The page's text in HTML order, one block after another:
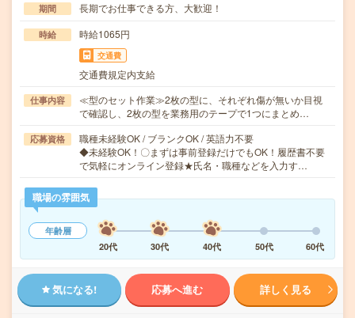
期間 長期でお仕事できる方、大歓迎！
時給 時給1065円
交通費
交通費規定内支給
仕事内容
≪型のセット作業≫2枚の型に、それぞれ傷が無いか目視
で確認し、2枚の型を業務用のテープで1つにまとめ…
応募資格
職種未経験OK / ブランクOK / 英語力不要
◆未経験OK！〇まずは事前登録だけでもOK！履歴書不要
で気軽にオンライン登録★氏名・職種などを入力す…
職場の雰囲気
年齢層
20代
30代 40代 50代 60代
気になる! 応募へ進む 詳しく見る